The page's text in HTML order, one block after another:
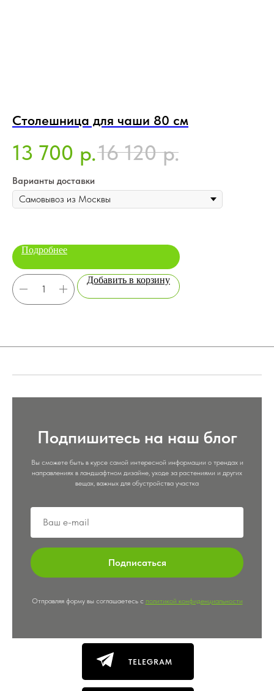
Столешница для чаши 80 см
13 700 р.16 120 р.
Варианты доставки
Подробнее
Добавить в корзину
Подпишитесь на наш блог
Вы сможете быть в курсе самой интересной информации о трендах и
направлениях в ландшафтном дизайне, уходе за растениями и других
вещах, важных для обустройства участка
Подписаться
Отправляя форму вы соглашаетесь с политикой конфиденциальности
TELEGRAM